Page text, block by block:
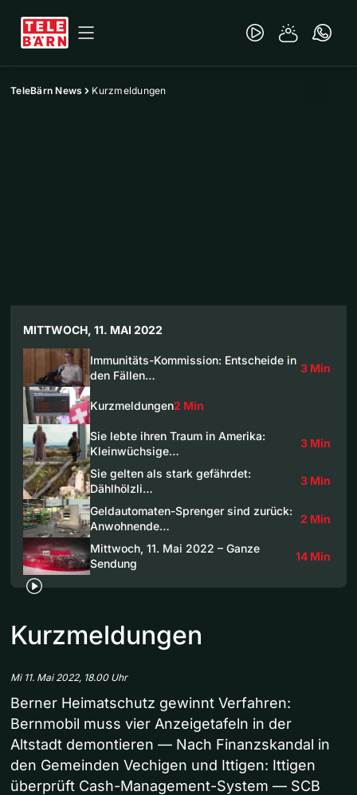
TeleBärn News Kurzmeldungen
MITTWOCH, 11. MAI 2022
Immunitäts-Kommission: Entscheide in
den Fällen…
3 Min
Kurzmeldungen2 Min
Sie lebte ihren Traum in Amerika:
Kleinwüchsige…
3 Min
Sie gelten als stark gefährdet:
Dählhölzli…
3 Min
Geldautomaten-Sprenger sind zurück:
Anwohnende…
2 Min
Mittwoch, 11. Mai 2022 – Ganze
Sendung
14 Min
Kurzmeldungen
Mi 11. Mai 2022, 18.00 Uhr
Berner Heimatschutz gewinnt Verfahren:
Bernmobil muss vier Anzeigetafeln in der
Altstadt demontieren — Nach Finanzskandal in
den Gemeinden Vechigen und Ittigen: Ittigen
überprüft Cash-Management-System — SCB